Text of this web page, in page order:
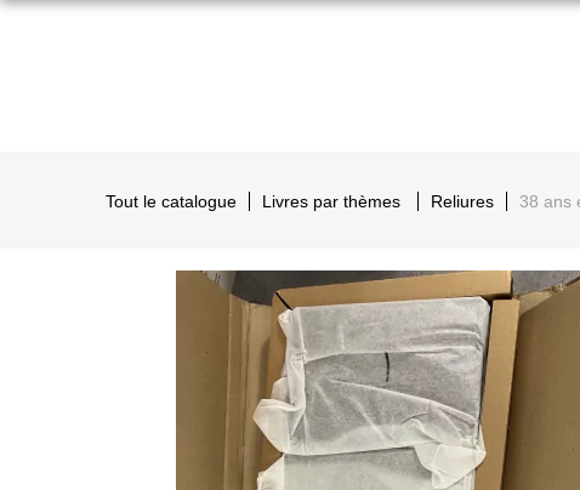
Tout le catalogue Livres par thèmes Reliures 38 ans